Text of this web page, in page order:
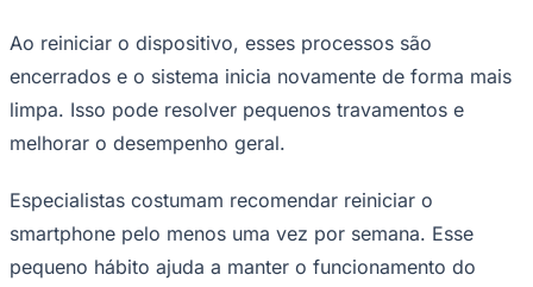
Ao reiniciar o dispositivo, esses processos são
encerrados e o sistema inicia novamente de forma mais
limpa. Isso pode resolver pequenos travamentos e
melhorar o desempenho geral.
Especialistas costumam recomendar reiniciar o
smartphone pelo menos uma vez por semana. Esse
pequeno hábito ajuda a manter o funcionamento do